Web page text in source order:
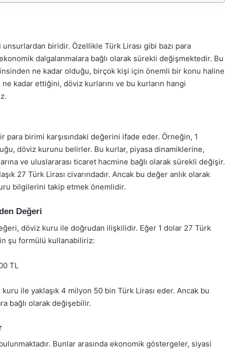
biridir. Özellikle Türk Lirası gibi bazı para
dalgalanmalara bağlı olarak sürekli değişmektedir. Bu
ne kadar olduğu, birçok kişi için önemli bir konu haline
kadar ettiğini, döviz kurlarını ve bu kurların hangi
birimi karşısındaki değerini ifade eder. Örneğin, 1
döviz kurunu belirler. Bu kurlar, piyasa dinamiklerine,
ve uluslararası ticaret hacmine bağlı olarak sürekli değişir.
27 Türk Lirası civarındadır. Ancak bu değer anlık olarak
bilgilerini takip etmek önemlidir.
Değeri
döviz kuru ile doğrudan ilişkilidir. Eğer 1 dolar 27 Türk
şu formülü kullanabiliriz:
TL
ile yaklaşık 4 milyon 50 bin Türk Lirası eder. Ancak bu
bağlı olarak değişebilir.
Bunlar arasında ekonomik göstergeler, siyasi